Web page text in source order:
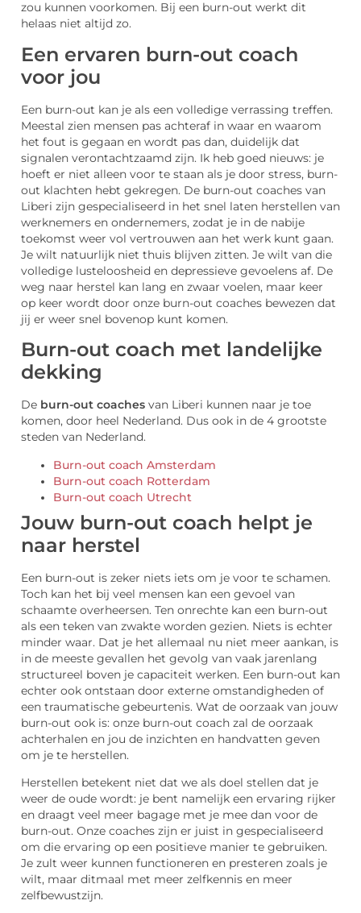
zou kunnen voorkomen. Bij een burn-out werkt dit
helaas niet altijd zo.
Een ervaren burn-out coach
voor jou
Een burn-out kan je als een volledige verrassing treffen.
Meestal zien mensen pas achteraf in waar en waarom
het fout is gegaan en wordt pas dan, duidelijk dat
signalen verontachtzaamd zijn. Ik heb goed nieuws: je
hoeft er niet alleen voor te staan als je door stress, burn-
out klachten hebt gekregen. De burn-out coaches van
Liberi zijn gespecialiseerd in het snel laten herstellen van
werknemers en ondernemers, zodat je in de nabije
toekomst weer vol vertrouwen aan het werk kunt gaan.
Je wilt natuurlijk niet thuis blijven zitten. Je wilt van die
volledige lusteloosheid en depressieve gevoelens af. De
weg naar herstel kan lang en zwaar voelen, maar keer
op keer wordt door onze burn-out coaches bewezen dat
jij er weer snel bovenop kunt komen.
Burn-out coach met landelijke
dekking
De burn-out coaches van Liberi kunnen naar je toe
komen, door heel Nederland. Dus ook in de 4 grootste
steden van Nederland.
Burn-out coach Amsterdam
Burn-out coach Rotterdam
Burn-out coach Utrecht
Jouw burn-out coach helpt je
naar herstel
Een burn-out is zeker niets iets om je voor te schamen.
Toch kan het bij veel mensen kan een gevoel van
schaamte overheersen. Ten onrechte kan een burn-out
als een teken van zwakte worden gezien. Niets is echter
minder waar. Dat je het allemaal nu niet meer aankan, is
in de meeste gevallen het gevolg van vaak jarenlang
structureel boven je capaciteit werken. Een burn-out kan
echter ook ontstaan door externe omstandigheden of
een traumatische gebeurtenis. Wat de oorzaak van jouw
burn-out ook is: onze burn-out coach zal de oorzaak
achterhalen en jou de inzichten en handvatten geven
om je te herstellen.
Herstellen betekent niet dat we als doel stellen dat je
weer de oude wordt: je bent namelijk een ervaring rijker
en draagt veel meer bagage met je mee dan voor de
burn-out. Onze coaches zijn er juist in gespecialiseerd
om die ervaring op een positieve manier te gebruiken.
Je zult weer kunnen functioneren en presteren zoals je
wilt, maar ditmaal met meer zelfkennis en meer
zelfbewustzijn.